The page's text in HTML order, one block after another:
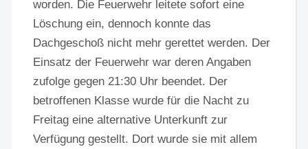
worden. Die Feuerwehr leitete sofort eine
Löschung ein, dennoch konnte das
Dachgeschoß nicht mehr gerettet werden. Der
Einsatz der Feuerwehr war deren Angaben
zufolge gegen 21:30 Uhr beendet. Der
betroffenen Klasse wurde für die Nacht zu
Freitag eine alternative Unterkunft zur
Verfügung gestellt. Dort wurde sie mit allem